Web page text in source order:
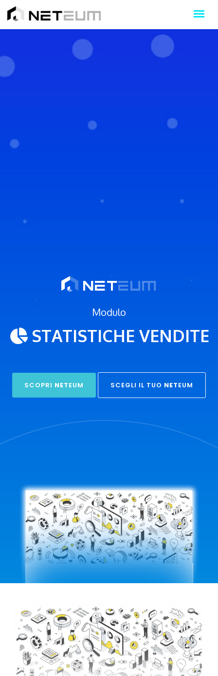
Modulo
STATISTICHE VENDITE
SCOPRI NETEUM SCEGLI IL TUO NETEUM